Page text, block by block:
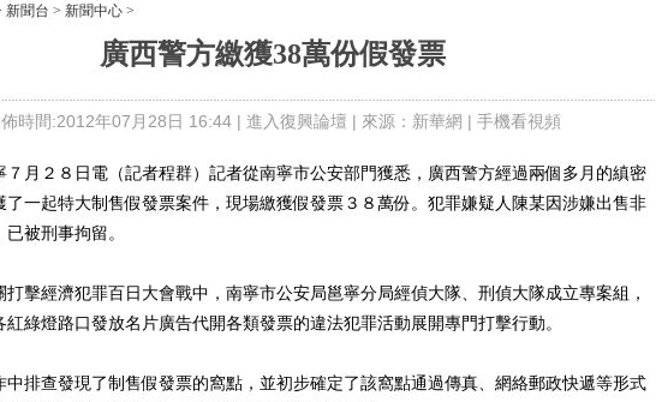
新聞台 > 新聞中心 >
廣西警方繳獲38萬份假發票
時間:2012年07月28日 16:44 | 進入復興論壇 | 來源：新華網 | 手機看視頻
２８日電（記者程群）記者從南寧市公安部門獲悉，廣西警方經過兩個多月的縝密
了一起特大制售假發票案件，現場繳獲假發票３８萬份。犯罪嫌疑人陳某因涉嫌出售非
被刑事拘留。
經濟犯罪百日大會戰中，南寧市公安局邕寧分局經偵大隊、刑偵大隊成立專案組，
綠燈路口發放名片廣告代開各類發票的違法犯罪活動展開專門打擊行動。
查發現了制售假發票的窩點，並初步確定了該窩點通過傳真、網絡郵政快遞等形式